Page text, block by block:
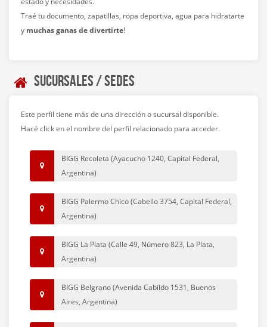
Traé tu documento, zapatillas, ropa deportiva, agua para hidratarte
y muchas ganas de divertirte!
Sucursales / Sedes
Este perfil tiene más de una dirección o sucursal disponible.
Hacé click en el nombre del perfil relacionado para acceder.
BIGG Recoleta (Ayacucho 1240, Capital Federal,
Argentina)
BIGG Palermo Chico (Cabello 3754, Capital Federal,
Argentina)
BIGG La Plata (Calle 49, Número 823, La Plata,
Argentina)
BIGG Belgrano (Avenida Cabildo 1531, Buenos
Aires, Argentina)